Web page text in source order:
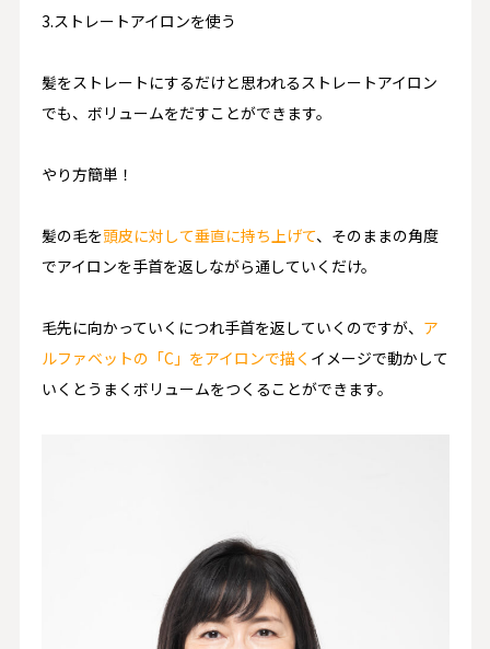
3.ストレートアイロンを使う
髪をストレートにするだけと思われるストレートアイロン
でも、ボリュームをだすことができます。
やり方簡単！
髪の毛を頭皮に対して垂直に持ち上げて、そのままの角度
でアイロンを手首を返しながら通していくだけ。
毛先に向かっていくにつれ手首を返していくのですが、 ア
ルファベットの「C」をアイロンで描く イメージで動かして
いくとうまくボリュームをつくることができます。